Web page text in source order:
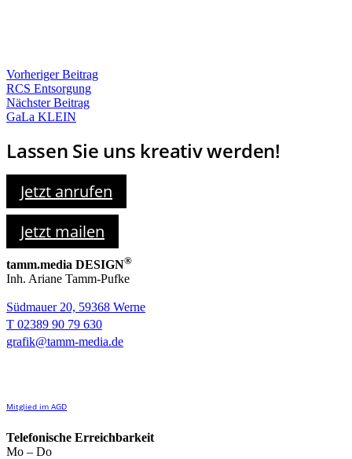
Vorheriger Beitrag
RCS Entsorgung
Nächster Beitrag
GaLa KLEIN
Lassen Sie uns kreativ werden!
Jetzt anrufen
Jetzt mailen
tamm.media DESIGN®
Inh. Ariane Tamm-Pufke
Südmauer 20, 59368 Werne
T 02389 90 79 630
grafik@tamm-media.de
Mitglied im AGD
Telefonische Erreichbarkeit
Mo – Do